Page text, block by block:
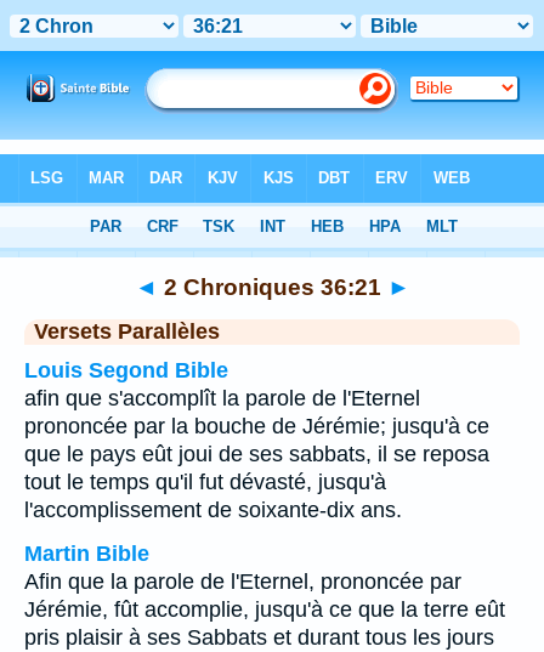
>Chapitre 36 > Verset 21
◄ 2 Chroniques 36:21 ►
Versets Parallèles
Louis Segond Bible
afin que s'accomplît la parole de l'Eternel
prononcée par la bouche de Jérémie; jusqu'à ce
que le pays eût joui de ses sabbats, il se reposa
tout le temps qu'il fut dévasté, jusqu'à
l'accomplissement de soixante-dix ans.
Martin Bible
Afin que la parole de l'Eternel, prononcée par
Jérémie, fût accomplie, jusqu'à ce que la terre eût
pris plaisir à ses Sabbats et durant tous les jours